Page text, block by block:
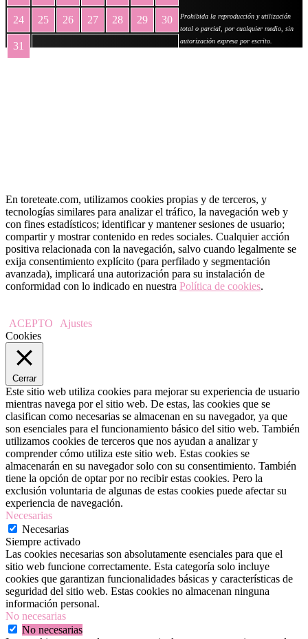
24 25 26 27 28 29 30
31
Prohibida la reproducción y utilización
total o parcial, por cualquier medio, sin
autorización expresa por escrito.
En toreteate.com, utilizamos cookies propias y de terceros, y
tecnologías similares para analizar el tráfico, la navegación web y
con fines estadísticos; identificar y mantener sesiones de usuario;
compartir y mostrar contenido en redes sociales. Cualquier acción
positiva relacionada con la navegación, salvo cuando legalmente se
exija consentimiento explícito (para perfilado y segmentación
avanzada), implicará una autorización para su instalación de
conformidad con lo indicado en nuestra Política de cookies.
ACEPTO
Ajustes
Cookies
Cerrar
Este sitio web utiliza cookies para mejorar su experiencia de usuario
mientras navega por el sitio web. De estas, las cookies que se
clasifican como necesarias se almacenan en su navegador, ya que
son esenciales para el funcionamiento básico del sitio web. También
utilizamos cookies de terceros que nos ayudan a analizar y
comprender cómo utiliza este sitio web. Estas cookies se
almacenarán en su navegador solo con su consentimiento. También
tiene la opción de optar por no recibir estas cookies. Pero la
exclusión voluntaria de algunas de estas cookies puede afectar su
experiencia de navegación.
Necesarias
Necesarias
Siempre activado
Las cookies necesarias son absolutamente esenciales para que el
sitio web funcione correctamente. Esta categoría solo incluye
cookies que garantizan funcionalidades básicas y características de
seguridad del sitio web. Estas cookies no almacenan ninguna
información personal.
No necesarias
No necesarias